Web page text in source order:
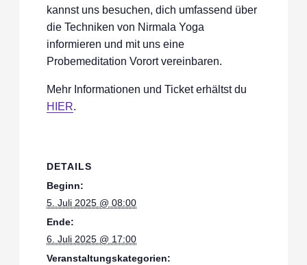
kannst uns besuchen, dich umfassend über
die Techniken von Nirmala Yoga
informieren und mit uns eine
Probemeditation Vorort vereinbaren.
Mehr Informationen und Ticket erhältst du
HIER.
DETAILS
Beginn:
5. Juli 2025 @ 08:00
Ende:
6. Juli 2025 @ 17:00
Veranstaltungskategorien: